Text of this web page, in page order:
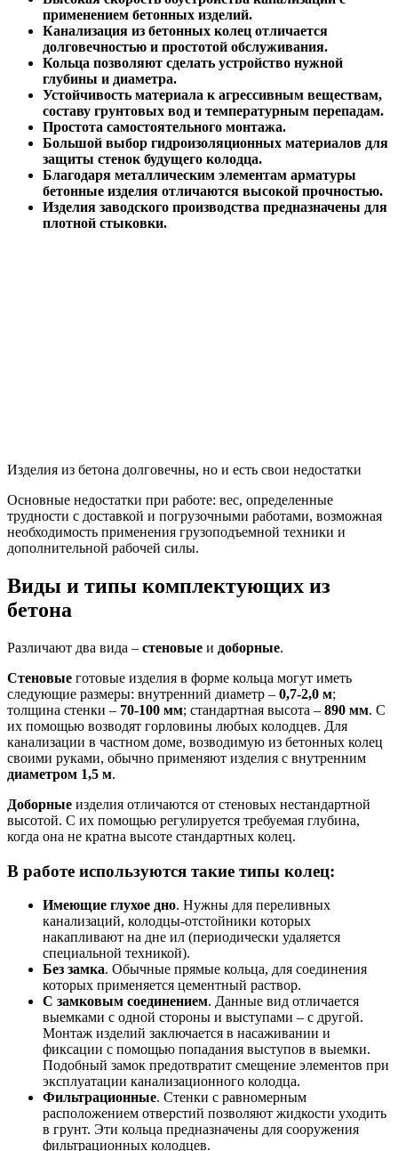
применением бетонных изделий.
Канализация из бетонных колец отличается
долговечностью и простотой обслуживания.
Кольца позволяют сделать устройство нужной
глубины и диаметра.
Устойчивость материала к агрессивным веществам,
составу грунтовых вод и температурным перепадам.
Простота самостоятельного монтажа.
Большой выбор гидроизоляционных материалов для
защиты стенок будущего колодца.
Благодаря металлическим элементам арматуры
бетонные изделия отличаются высокой прочностью.
Изделия заводского производства предназначены для
плотной стыковки.
Изделия из бетона долговечны, но и есть свои недостатки
Основные недостатки при работе: вес, определенные
трудности с доставкой и погрузочными работами, возможная
необходимость применения грузоподъемной техники и
дополнительной рабочей силы.
Виды и типы комплектующих из
бетона
Различают два вида – стеновые и доборные.
Стеновые готовые изделия в форме кольца могут иметь
следующие размеры: внутренний диаметр – 0,7-2,0 м;
толщина стенки – 70-100 мм; стандартная высота – 890 мм. С
их помощью возводят горловины любых колодцев. Для
канализации в частном доме, возводимую из бетонных колец
своими руками, обычно применяют изделия с внутренним
диаметром 1,5 м.
Доборные изделия отличаются от стеновых нестандартной
высотой. С их помощью регулируется требуемая глубина,
когда она не кратна высоте стандартных колец.
В работе используются такие типы колец:
Имеющие глухое дно. Нужны для переливных
канализаций, колодцы-отстойники которых
накапливают на дне ил (периодически удаляется
специальной техникой).
Без замка. Обычные прямые кольца, для соединения
которых применяется цементный раствор.
С замковым соединением. Данные вид отличается
выемками с одной стороны и выступами – с другой.
Монтаж изделий заключается в насаживании и
фиксации с помощью попадания выступов в выемки.
Подобный замок предотвратит смещение элементов при
эксплуатации канализационного колодца.
Фильтрационные. Стенки с равномерным
расположением отверстий позволяют жидкости уходить
в грунт. Эти кольца предназначены для сооружения
фильтрационных колодцев.